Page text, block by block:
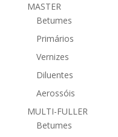
MASTER
Betumes
Primários
Vernizes
Diluentes
Aerossóis
MULTI-FULLER
Betumes